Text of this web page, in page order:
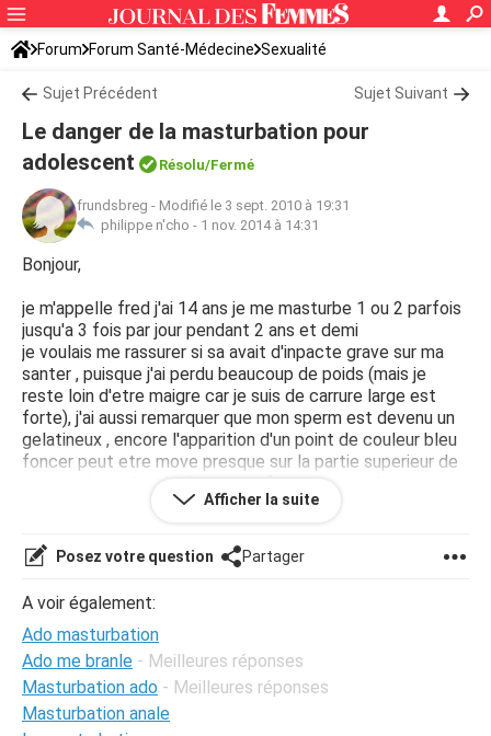
Forum Forum Santé-Médecine Sexualité
Sujet Précédent Sujet Suivant
Le danger de la masturbation pour
adolescent
Résolu/Fermé
frundsbreg - Modifié le 3 sept. 2010 à 19:31
philippe n'cho - 1 nov. 2014 à 14:31
Bonjour,
je m'appelle fred j'ai 14 ans je me masturbe 1 ou 2 parfois
jusqu'a 3 fois par jour pendant 2 ans et demi
je voulais me rassurer si sa avait d'inpacte grave sur ma
santer , puisque j'ai perdu beaucoup de poids (mais je
reste loin d'etre maigre car je suis de carrure large est
forte), j'ai aussi remarquer que mon sperm est devenu un
gelatineux , encore l'apparition d'un point de couleur bleu
foncer peut etre move presque sur la partie superieur de
mon penis et des douleurs tres fortes sur ce dernier,
par des adultes qui ont deja eu mon age, j'espere qu'il y
aura des conseils et des bons exemples a suivre.
j'attend les reponses avec impatience !
merci.
Afficher la suite
Posez votre question Partager
A voir également:
Ado masturbation
Ado me branle - Meilleures réponses
Masturbation ado - Meilleures réponses
Masturbation anale